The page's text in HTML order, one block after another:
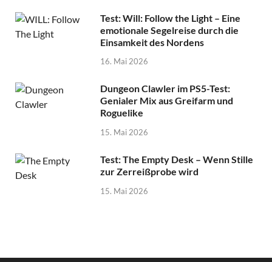
Test: Will: Follow the Light – Eine
emotionale Segelreise durch die
Einsamkeit des Nordens
16. Mai 2026
Dungeon Clawler im PS5-Test:
Genialer Mix aus Greifarm und
Roguelike
15. Mai 2026
Test: The Empty Desk – Wenn Stille
zur Zerreißprobe wird
15. Mai 2026